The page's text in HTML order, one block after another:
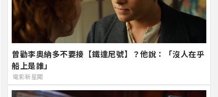
曾勸李奧納多不要接【鐵達尼號】？他說：「沒人在乎
船上是誰」
電影新星聞